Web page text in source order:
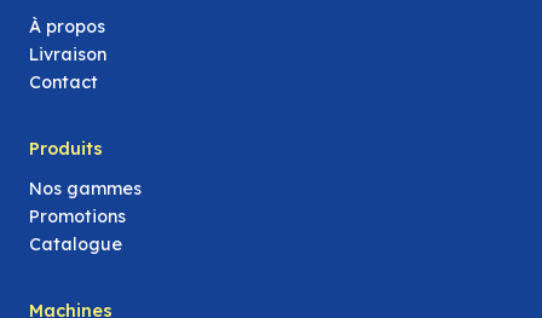
À propos
Livraison
Contact
Produits
Nos gammes
Promotions
Catalogue
Machines